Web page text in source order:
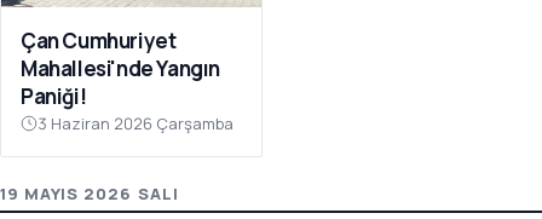
Çan Cumhuriyet
Mahallesi'nde Yangın
Paniği!
3 Haziran 2026 Çarşamba
19 MAYIS 2026 SALI